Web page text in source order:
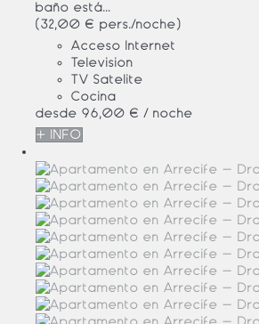
baño está...
(32,00 € pers./noche)
Acceso Internet
Televisión
TV Satelite
Cocina
desde 96,00 € / noche
+ INFO